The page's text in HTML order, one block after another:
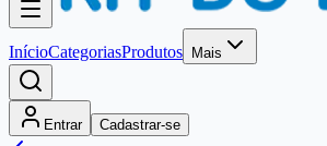
InícioCategoriasProdutos Mais
Entrar Cadastrar-se